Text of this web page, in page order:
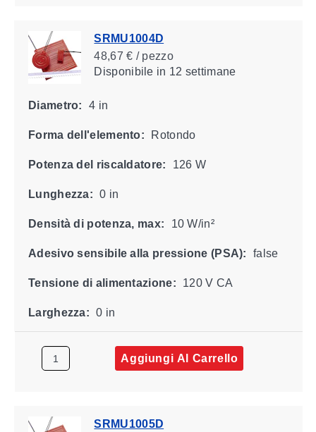
SRMU1004D
48,67 € / pezzo
Disponibile in 12 settimane
Diametro: 4 in
Forma dell'elemento: Rotondo
Potenza del riscaldatore: 126 W
Lunghezza: 0 in
Densità di potenza, max: 10 W/in²
Adesivo sensibile alla pressione (PSA): false
Tensione di alimentazione: 120 V CA
Larghezza: 0 in
Aggiungi Al Carrello
SRMU1005D